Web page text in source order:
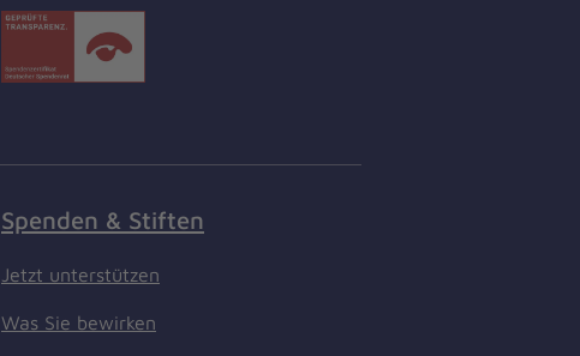
Spenden & Stiften
Jetzt unterstützen
Was Sie bewirken